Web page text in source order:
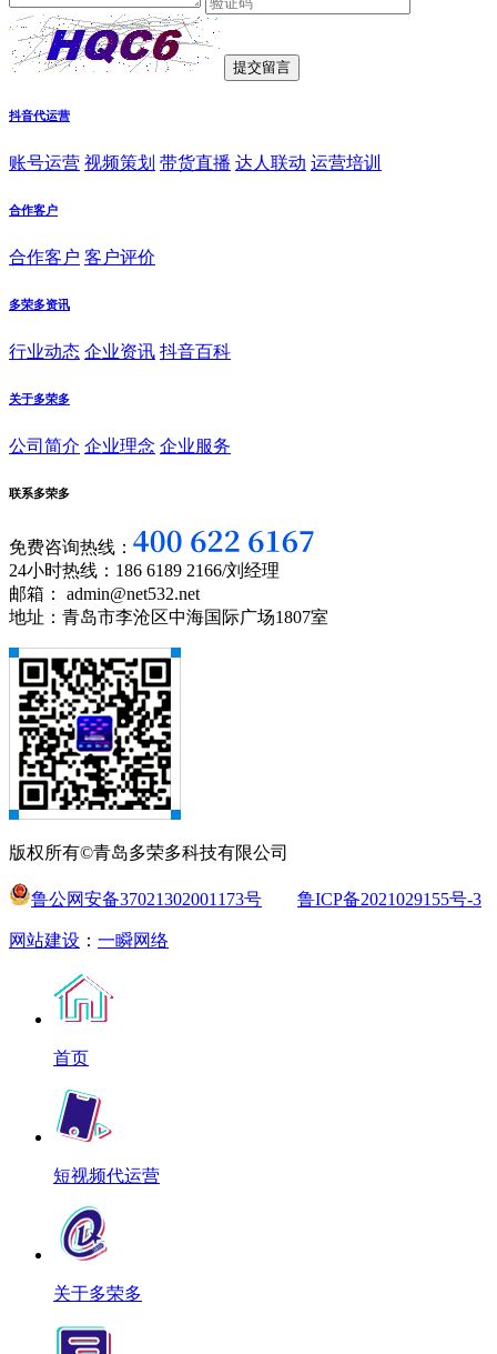
抖音代运营
账号运营 视频策划 带货直播 达人联动 运营培训
合作客户
合作客户 客户评价
多荣多资讯
行业动态 企业资讯 抖音百科
关于多荣多
公司简介 企业理念 企业服务
联系多荣多
免费咨询热线：
24小时热线：186 6189 2166/刘经理
邮箱： admin@net532.net
地址：青岛市李沧区中海国际广场1807室
版权所有©青岛多荣多科技有限公司
鲁公网安备37021302001173号 鲁ICP备2021029155号-3
网站建设 ： 一瞬网络
首页
短视频代运营
关于多荣多